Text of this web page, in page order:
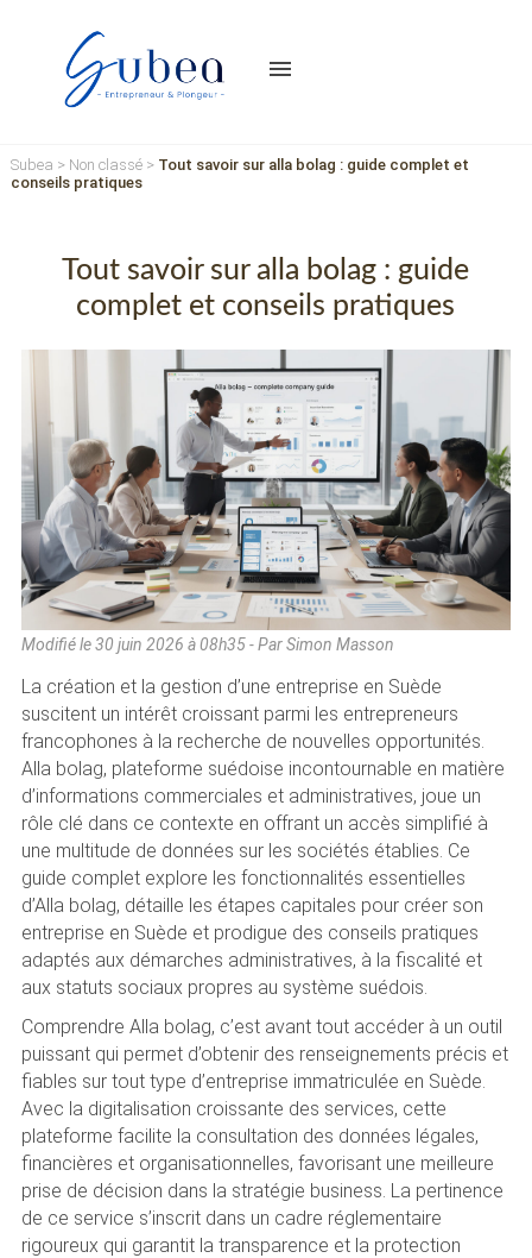
menu
Subea > Non classé> Tout savoir sur alla bolag : guide complet et
conseils pratiques
Tout savoir sur alla bolag : guide
complet et conseils pratiques
Modifié le30 juin 2026 à 08h35- Par Simon Masson
La création et la gestion d’une entreprise en Suède
suscitent un intérêt croissant parmi les entrepreneurs
francophones à la recherche de nouvelles opportunités.
Alla bolag, plateforme suédoise incontournable en matière
d’informations commerciales et administratives, joue un
rôle clé dans ce contexte en offrant un accès simplifié à
une multitude de données sur les sociétés établies. Ce
guide complet explore les fonctionnalités essentielles
d’Alla bolag, détaille les étapes capitales pour créer son
entreprise en Suède et prodigue des conseils pratiques
adaptés aux démarches administratives, à la fiscalité et
aux statuts sociaux propres au système suédois.
Comprendre Alla bolag, c’est avant tout accéder à un outil
puissant qui permet d’obtenir des renseignements précis et
fiables sur tout type d’entreprise immatriculée en Suède.
Avec la digitalisation croissante des services, cette
plateforme facilite la consultation des données légales,
financières et organisationnelles, favorisant une meilleure
prise de décision dans la stratégie business. La pertinence
de ce service s’inscrit dans un cadre réglementaire
rigoureux qui garantit la transparence et la protection